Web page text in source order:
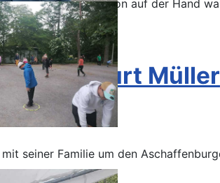
obwohl die 13 schon auf der Hand
Glückwunsch!
um Kurt Müller
17. September 2023
seiner Familie um den